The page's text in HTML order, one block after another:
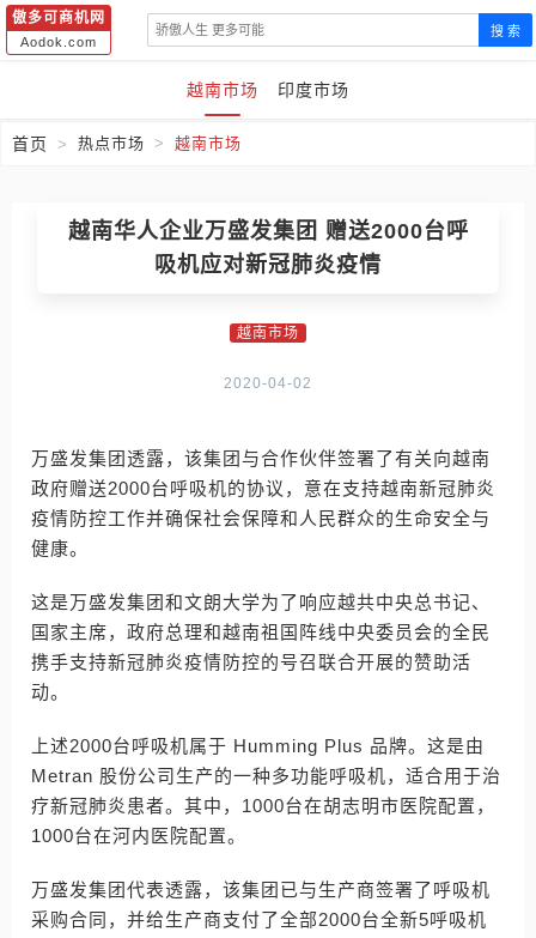
傲多可商机网
Aodok.com
搜 索
越南市场 印度市场
首页 热点市场 越南市场
越南华人企业万盛发集团 赠送2000台呼
吸机应对新冠肺炎疫情
越南市场
2020-04-02
万盛发集团透露，该集团与合作伙伴签署了有关向越南
政府赠送2000台呼吸机的协议，意在支持越南新冠肺炎
疫情防控工作并确保社会保障和人民群众的生命安全与
健康。
这是万盛发集团和文朗大学为了响应越共中央总书记、
国家主席，政府总理和越南祖国阵线中央委员会的全民
携手支持新冠肺炎疫情防控的号召联合开展的赞助活
动。
上述2000台呼吸机属于 Humming Plus 品牌。这是由
Metran 股份公司生产的一种多功能呼吸机，适合用于治
疗新冠肺炎患者。其中，1000台在胡志明市医院配置，
1000台在河内医院配置。
万盛发集团代表透露，该集团已与生产商签署了呼吸机
采购合同，并给生产商支付了全部2000台全新5呼吸机